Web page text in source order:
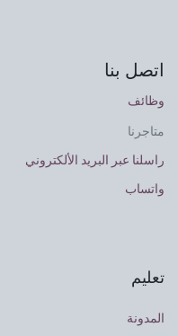
اتصل بنا
وظائف
متاجرنا
راسلنا عبر البريد الألكتروني
واتساب
تعليم
المدونة